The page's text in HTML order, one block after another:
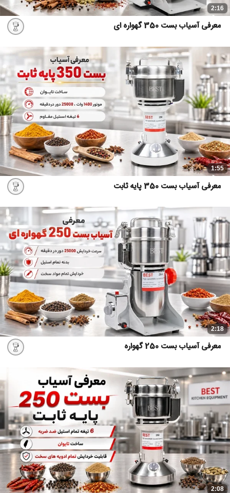
2:16
معرفی آسیاب بست 350 گهواره ای
1:55
معرفی آسیاب بست 350 پایه ثابت
2:18
معرفی آسیاب بست 250 گهواره
2:08